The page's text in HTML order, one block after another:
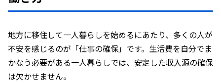
地方に移住して一人暮らしを始めるにあたり、多くの人が
不安を感じるのが「仕事の確保」です。生活費を自分でま
かなう必要がある一人暮らしでは、安定した収入源の確保
は欠かせません。